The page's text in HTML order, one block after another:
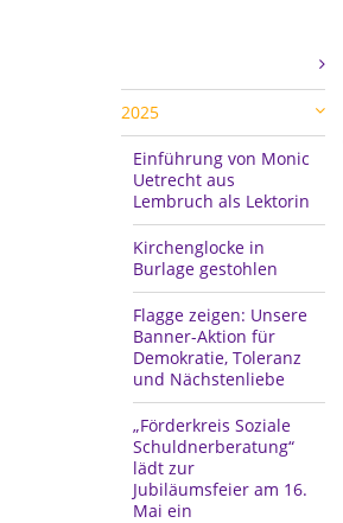
2025
Einführung von Monic
Uetrecht aus
Lembruch als Lektorin
Kirchenglocke in
Burlage gestohlen
Flagge zeigen: Unsere
Banner-Aktion für
Demokratie, Toleranz
und Nächstenliebe
„Förderkreis Soziale
Schuldnerberatung“
lädt zur
Jubiläumsfeier am 16.
Mai ein